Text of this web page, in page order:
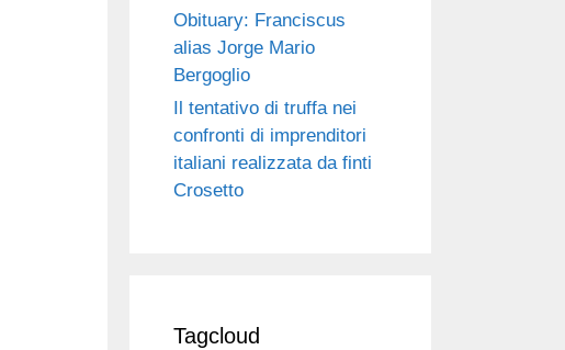
Obituary: Franciscus
alias Jorge Mario
Bergoglio
Il tentativo di truffa nei
confronti di imprenditori
italiani realizzata da finti
Crosetto
Tagcloud